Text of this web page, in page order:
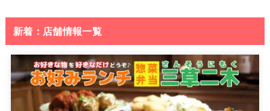
新着：店舗情報一覧